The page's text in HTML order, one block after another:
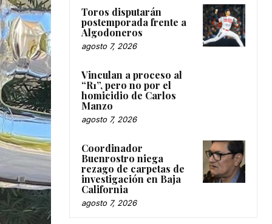
Toros disputarán
postemporada frente a
Algodoneros
agosto 7, 2026
Vinculan a proceso al
“R1”, pero no por el
homicidio de Carlos
Manzo
agosto 7, 2026
Coordinador
Buenrostro niega
rezago de carpetas de
investigación en Baja
California
agosto 7, 2026